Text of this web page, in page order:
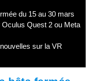
du 15 au 30 mars
Quest 2 ou Meta
sur la VR